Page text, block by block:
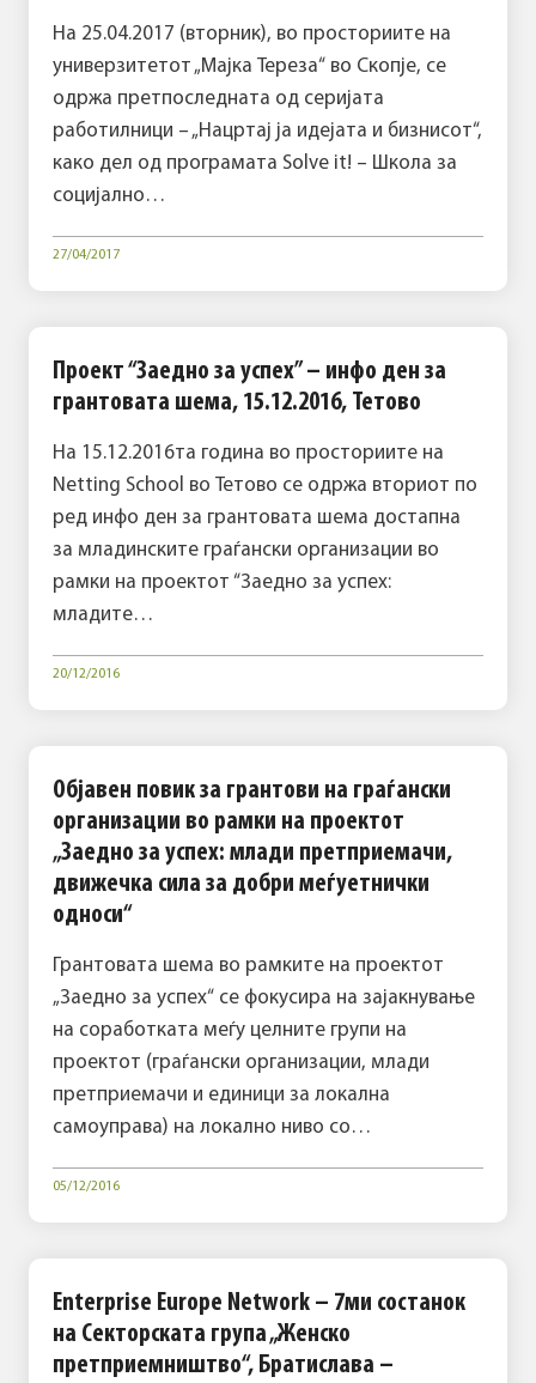
На 25.04.2017 (вторник), во просториите на
универзитетот „Мајка Тереза“ во Скопје, се
одржа претпоследната од серијата
работилници – „Нацртај ја идејата и бизнисот“,
како дел од програмата Solve it! – Школа за
социјално…
27/04/2017
Проект “Заедно за успех” – инфо ден за
грантовата шема, 15.12.2016, Тетово
На 15.12.2016та година во просториите на
Netting School во Тетово се одржа вториот по
ред инфо ден за грантовата шема достапна
за младинските граѓански организации во
рамки на проектот “Заедно за успех:
младите…
20/12/2016
Објавен повик за грантови на граѓански
организации во рамки на проектот
„Заедно за успех: млади претприемачи,
движечка сила за добри меѓуетнички
односи“
Грантовата шема во рамките на проектот
„Заедно за успех“ се фокусира на зајакнување
на соработката меѓу целните групи на
проектот (граѓански организации, млади
претприемачи и единици за локална
самоуправа) на локално ниво со…
05/12/2016
Enterprise Europe Network – 7ми состанок
на Секторската група „Женско
претприемништво“, Братислава –